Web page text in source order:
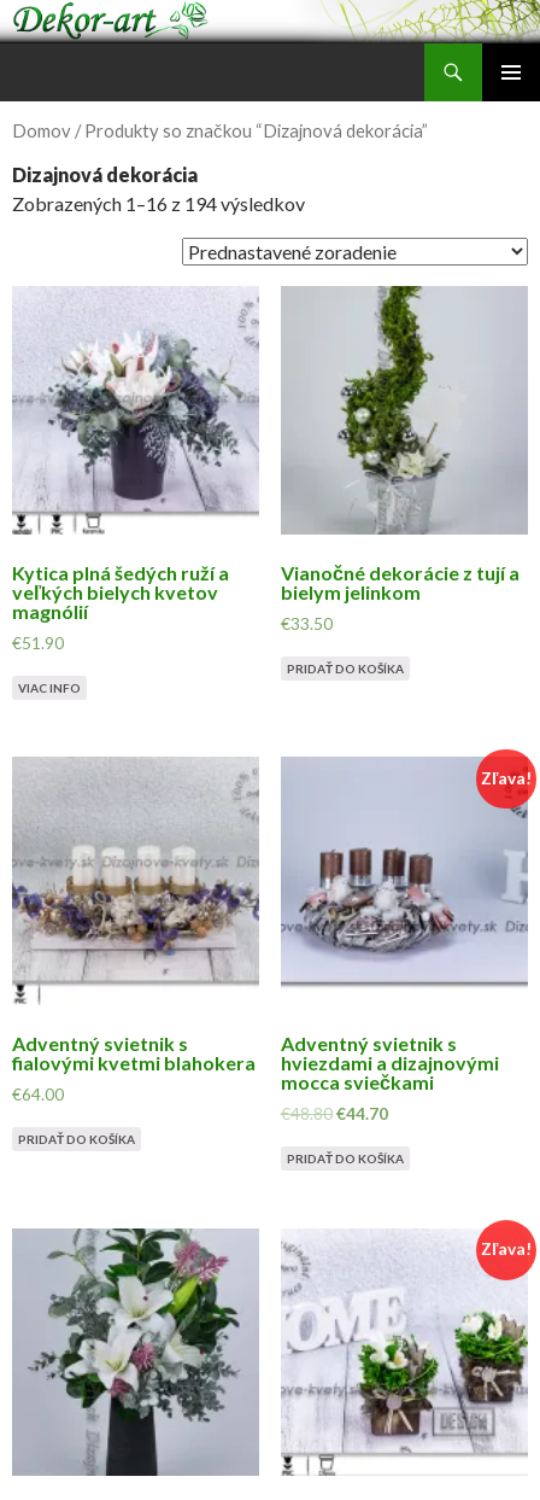
OBSAH
Domov / Produkty so značkou “Dizajnová dekorácia”
Dizajnová dekorácia
Zobrazených 1–16 z 194 výsledkov
Kytica plná šedých ruží a
veľkých bielych kvetov
magnólií
€51.90
VIAC INFO
Vianočné dekorácie z tují a
bielym jelinkom
€33.50
PRIDAŤ DO KOŠÍKA
Adventný svietnik s
fialovými kvetmi blahokera
€64.00
PRIDAŤ DO KOŠÍKA
Zľava!
Adventný svietnik s
hviezdami a dizajnovými
mocca sviečkami
€48.80 €44.70
PRIDAŤ DO KOŠÍKA
Zľava!